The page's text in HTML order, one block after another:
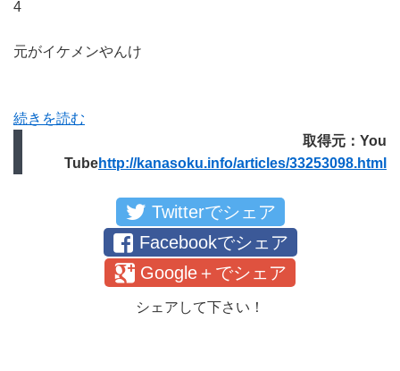
4
元がイケメンやんけ
続きを読む
取得元：You
Tubehttp://kanasoku.info/articles/33253098.html
Twitterでシェア
Facebookでシェア
Google＋でシェア
シェアして下さい！